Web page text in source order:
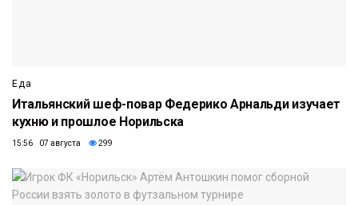
Еда
Итальянский шеф-повар Федерико Арнальди изучает
кухню и прошлое Норильска
15:56 07 августа 299